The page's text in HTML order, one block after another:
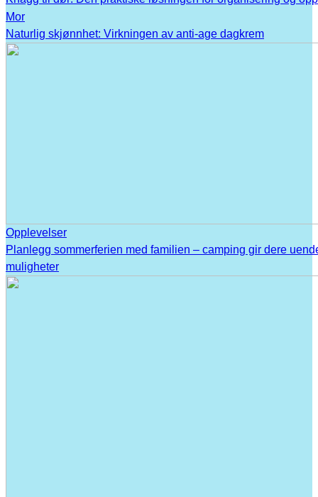
Mor
Naturlig skjønnhet: Virkningen av anti-age dagkrem
Opplevelser
Planlegg sommerferien med familien – camping gir dere
muligheter